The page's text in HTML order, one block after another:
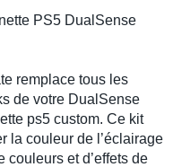
PS5 DualSense
remplace tous les
de votre DualSense
ps5 custom. Ce kit
la couleur de l’éclairage
et d’effets de